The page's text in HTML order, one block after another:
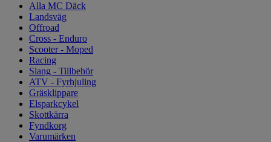
Alla MC Däck
Landsväg
Offroad
Cross - Enduro
Scooter - Moped
Racing
Slang - Tillbehör
ATV - Fyrhjuling
Gräsklippare
Elsparkcykel
Skottkärra
Fyndkorg
Varumärken